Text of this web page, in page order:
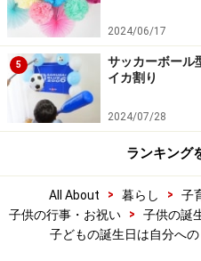
2024/06/17
5
サッカーボール
イカ割り
2024/07/28
ランキング
All About > 暮らし > 子
子供の行事・お祝い
> 子供の誕
子どもの誕生日は自分へ